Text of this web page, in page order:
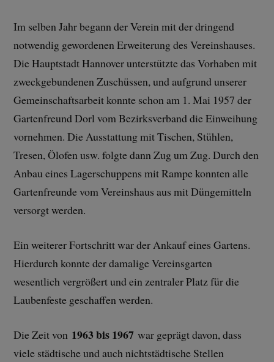
Im selben Jahr begann der Verein mit der dringend
notwendig gewordenen Erweiterung des Vereinshauses.
Die Hauptstadt Hannover unterstützte das Vorhaben mit
zweckgebundenen Zuschüssen, und aufgrund unserer
Gemeinschaftsarbeit konnte schon am 1. Mai 1957 der
Gartenfreund Dorl vom Bezirksverband die Einweihung
vornehmen. Die Ausstattung mit Tischen, Stühlen,
Tresen, Ölofen usw. folgte dann Zug um Zug. Durch den
Anbau eines Lagerschuppens mit Rampe konnten alle
Gartenfreunde vom Vereinshaus aus mit Düngemitteln
versorgt werden.
Ein weiterer Fortschritt war der Ankauf eines Gartens.
Hierdurch konnte der damalige Vereinsgarten
wesentlich vergrößert und ein zentraler Platz für die
Laubenfeste geschaffen werden.
Die Zeit von 1963 bis 1967 war geprägt davon, dass
viele städtische und auch nichtstädtische Stellen